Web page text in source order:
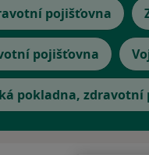
pojišťovna
pojišťovna
pokladna, zdravotní